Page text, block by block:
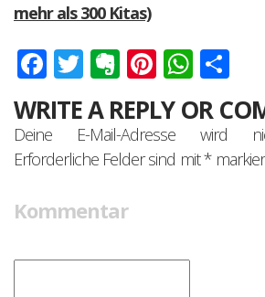
mehr als 300 Kitas)
Facebook
Twitter
Evernote
Pinterest
WRITE A REPLY OR
Deine E-Mail-Adresse wird
Erforderliche Felder sind mit*
Kommentar